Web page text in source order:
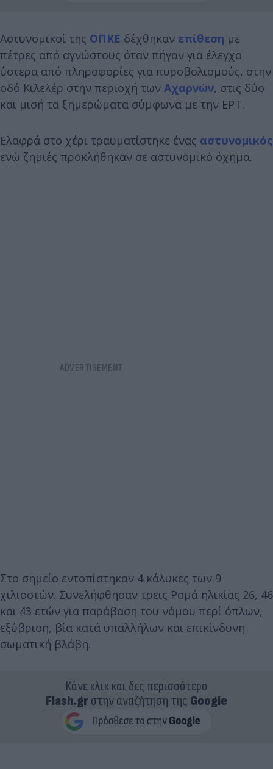
Αστυνομικοί της ΟΠΚΕ δέχθηκαν επίθεση με
πέτρες από αγνώστους όταν πήγαν για έλεγχο
ύστερα από πληροφορίες για πυροβολισμούς, στην
οδό Κιλελέρ στην περιοχή των Αχαρνών, στις δύο
και μισή τα ξημερώματα σύμφωνα με την ΕΡΤ.
Ελαφρά στο χέρι τραυματίστηκε ένας αστυνομικός
ενώ ζημιές προκλήθηκαν σε αστυνομικό όχημα.
Στο σημείο εντοπίστηκαν 4 κάλυκες των 9
χιλιοστών. Συνελήφθησαν τρεις Ρομά ηλικίας 26, 46
και 43 ετών για παράβαση του νόμου περί όπλων,
εξύβριση, βία κατά υπαλλήλων και επικίνδυνη
σωματική βλάβη.
Κάνε κλικ και δες περισσότερο
Flash.grστην αναζήτηση της Google